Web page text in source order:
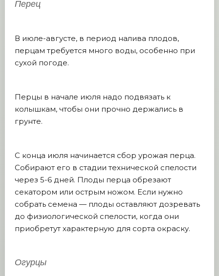
Перец
В июле-августе, в период налива плодов,
перцам требуется много воды, особенно при
сухой погоде.
Перцы в начале июля надо подвязать к
колышкам, чтобы они прочно держались в
грунте.
С конца июля начинается сбор урожая перца.
Собирают его в стадии технической спелости
через 5-6 дней. Плоды перца обрезают
секатором или острым ножом. Если нужно
собрать семена — плоды оставляют дозревать
до физиологической спелости, когда они
приобретут характерную для сорта окраску.
Огурцы